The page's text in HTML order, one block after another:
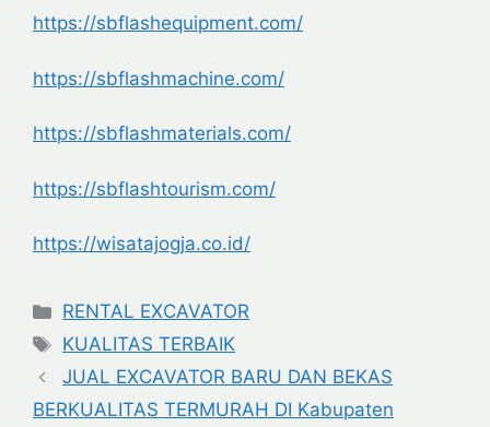
https://sbflashequipment.com/
https://sbflashmachine.com/
https://sbflashmaterials.com/
https://sbflashtourism.com/
https://wisatajogja.co.id/
Categories
RENTAL EXCAVATOR
Tags
KUALITAS TERBAIK
JUAL EXCAVATOR BARU DAN BEKAS
BERKUALITAS TERMURAH DI Kabupaten